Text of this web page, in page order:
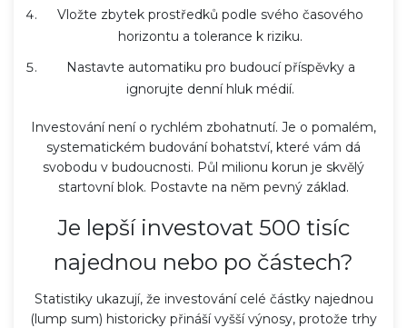
Vložte zbytek prostředků podle svého časového
horizontu a tolerance k riziku.
Nastavte automatiku pro budoucí příspěvky a
ignorujte denní hluk médií.
Investování není o rychlém zbohatnutí. Je o pomalém,
systematickém budování bohatství, které vám dá
svobodu v budoucnosti. Půl milionu korun je skvělý
startovní blok. Postavte na něm pevný základ.
Je lepší investovat 500 tisíc
najednou nebo po částech?
Statistiky ukazují, že investování celé částky najednou
(lump sum) historicky přináší vyšší výnosy, protože trhy